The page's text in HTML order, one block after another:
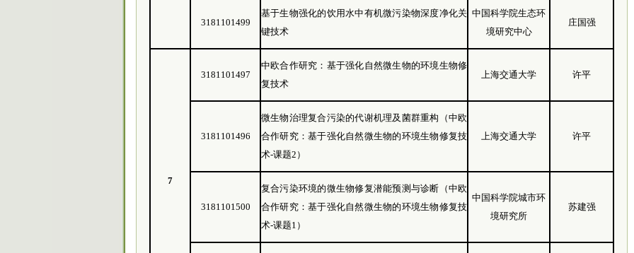
3181101499
基于生物强化的饮用水中有机微污染物深度净化关
键技术
中国科学院生态环
境研究中心
庄国强
7
3181101497
中欧合作研究：基于强化自然微生物的环境生物修
复技术
上海交通大学 许平
3181101496
微生物治理复合污染的代谢机理及菌群重构（中欧
合作研究：基于强化自然微生物的环境生物修复技
术-课题2）
上海交通大学 许平
3181101500
复合污染环境的微生物修复潜能预测与诊断（中欧
合作研究：基于强化自然微生物的环境生物修复技
术-课题1）
中国科学院城市环
境研究所
苏建强